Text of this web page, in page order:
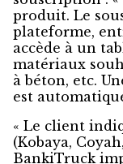
produit. Le
plateforme,
accède à un
matériaux
à béton, etc.
est
« Le client
(Kobaya,
BankiTruck